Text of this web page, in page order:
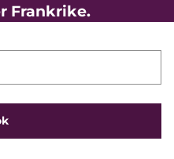
Frankrike.